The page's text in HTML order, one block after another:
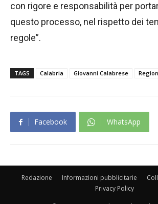
con rigore e responsabilità per
questo processo, nel rispetto dei
regole”.
TAGS Calabria Giovanni Calabrese
Facebook WhatsApp
Redazione Informazioni pubblicitarie
Privacy Policy